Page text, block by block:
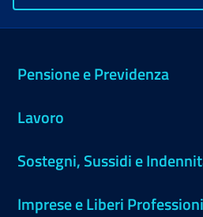
Pensione e Previdenza
Lavoro
Sostegni, Sussidi e
Imprese e Liberi